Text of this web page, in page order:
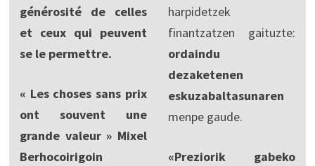
générosité de celles
et ceux qui peuvent
se le permettre.
« Les choses sans prix
ont souvent une
grande valeur » Mixel
Berhocoirigoin
harpidetzek
finantzatzen gaituzte:
ordaindu
dezaketenen
eskuzabaltasunaren
menpe gaude.
«Preziorik gabeko